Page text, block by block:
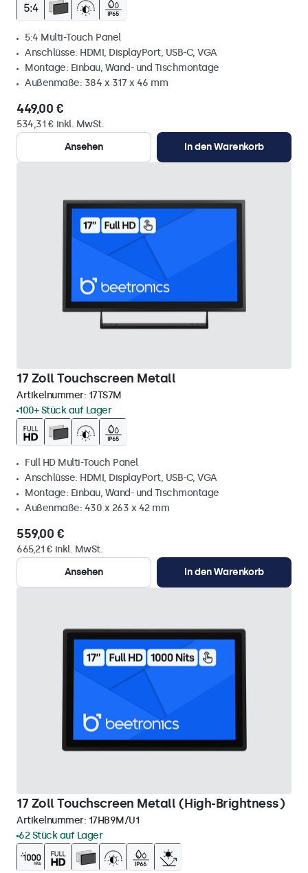
5:4 Multi-Touch Panel
Anschlüsse: HDMI, DisplayPort, USB-C, VGA
Montage: Einbau, Wand- und Tischmontage
Außenmaße: 384 x 317 x 46 mm
449,00 €
534,31 € inkl. MwSt.
Ansehen
In den Warenkorb
17 Zoll Touchscreen Metall
Artikelnummer: 17TS7M
100+ Stück auf Lager
Full HD Multi-Touch Panel
Anschlüsse: HDMI, DisplayPort, USB-C, VGA
Montage: Einbau, Wand- und Tischmontage
Außenmaße: 430 x 263 x 42 mm
559,00 €
665,21 € inkl. MwSt.
Ansehen
In den Warenkorb
17 Zoll Touchscreen Metall (High-Brightness)
Artikelnummer: 17HB9M/U1
62 Stück auf Lager